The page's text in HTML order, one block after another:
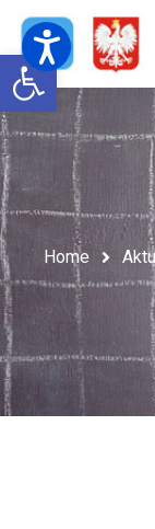
Open toolbar
Home